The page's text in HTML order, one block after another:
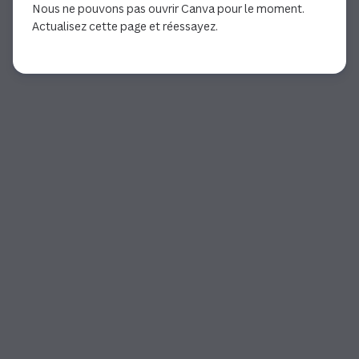
Nous ne pouvons pas ouvrir Canva pour le moment.
Actualisez cette page et réessayez.